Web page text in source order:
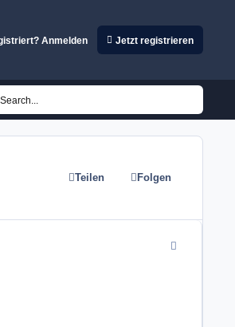
Anmelden Jetzt registrieren
Search...
Teilen Folgen